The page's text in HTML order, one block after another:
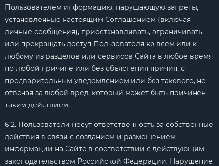
Пользователем информацию, нарушающую запреты,
установленные настоящим Соглашением (включая
личные сообщения), приостанавливать, ограничивать
или прекращать доступ Пользователя ко всем или к
любому из разделов или сервисов Сайта в любое время
по любой причине или без объяснения причин, с
предварительным уведомлением или без такового, не
отвечая за любой вред, который может быть причинен
таким действием.
6.2. Пользователи несут ответственность за собственные
действия в связи с созданием и размещением
информации на Сайте в соответствии с действующим
законодательством Российской Федерации. Нарушение